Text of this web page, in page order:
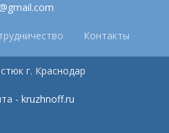
Контакты
г. Краснодар
- kruzhnoff.ru